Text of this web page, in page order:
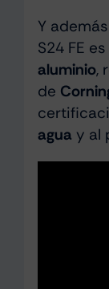
Y
S24 FE
aluminio,
de
agua y al